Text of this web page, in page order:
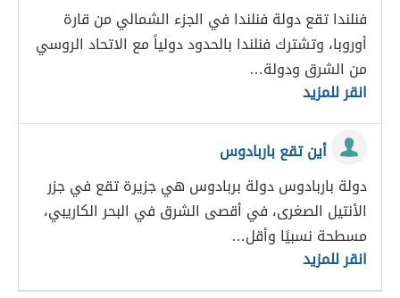
فنلندا تقع دولة فنلندا في الجزء الشمالي من قارة
أوروبا، وتشترك فنلندا بالحدود دولياً مع الاتحاد الروسي
من الشرق ودولة…
انقر للمزيد
أين تقع باربادوس
دولة باربادوس دولة بربادوس هي جزيرة تقع في جزر
الأنتيل الصغرى، في أقصى الشرق في البحر الكاريبي،
مسطحة نسبيًا وأقل…
انقر للمزيد